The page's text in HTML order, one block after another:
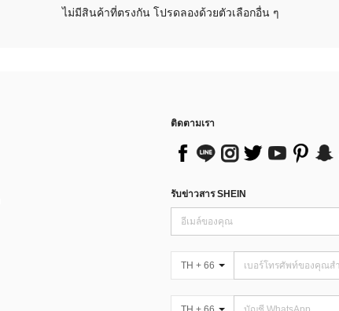
ไม่มีสินค้าที่ตรงกัน โปรดลองด้วยตัวเลือกอื่น ๆ
ติดตามเรา
รับข่าวสาร SHEIN
TH + 66